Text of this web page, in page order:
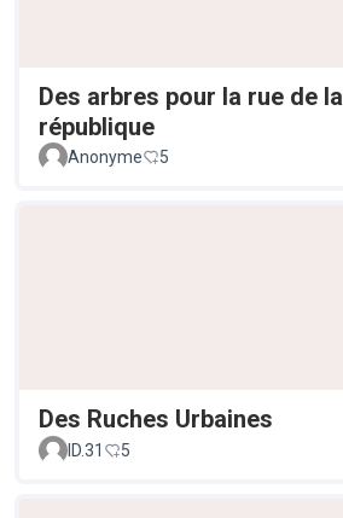
Des arbres pour la rue de la
république
Anonyme 5
Des Ruches Urbaines
ID.31
5